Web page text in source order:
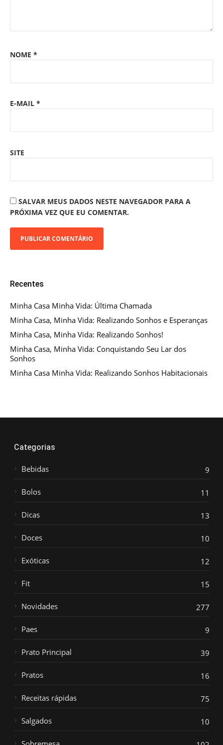
NOME *
E-MAIL *
SITE
SALVAR MEUS DADOS NESTE NAVEGADOR PARA A
PRÓXIMA VEZ QUE EU COMENTAR.
Recentes
Minha Casa Minha Vida: Última Chamada
Minha Casa, Minha Vida: Realizando Sonhos e Esperanças
Minha Casa, Minha Vida: Realizando Sonhos!
Minha Casa, Minha Vida: Conquistando Seu Lar dos
Sonhos
Minha Casa Minha Vida: Realizando Sonhos Habitacionais
Categorias
Bebidas 9
Bolos 11
Dicas 13
Doces 10
Exóticas 12
Fit 15
Novidades 277
Paes 9
Prato Principal 39
Pratos 16
Receitas rápidas 75
Salgados 10